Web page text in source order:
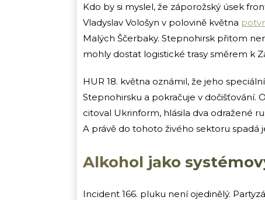
Kdo by si myslel, že záporožský úsek
Vladyslav Vološyn v polovině května
Malých Ščerbaky. Stepnohirsk přitom
mohly dostat logistické trasy směrem k
HUR 18. května oznámil, že jeho
Stepnohirsku a pokračuje v dočišťování.
citoval Ukrinform, hlásila dva odražené
A právě do tohoto živého sektoru spadá
Alkohol jako
Incident 166. pluku není ojedinělý.